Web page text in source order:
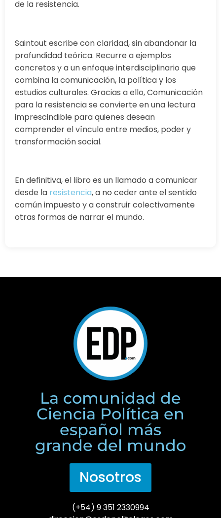
de la resistencia.
Saintout escribe con claridad, sin abandonar la
profundidad teórica. Recurre a ejemplos
concretos y a un enfoque interdisciplinario que
combina la comunicación, la política y los
estudios culturales. Gracias a ello, Comunicación
para la resistencia se convierte en una lectura
imprescindible para quienes desean
comprender el vínculo entre medios, poder y
transformación social.
En definitiva, el libro es un llamado a comunicar
desde la resistencia, a no ceder ante el sentido
común impuesto y a construir colectivamente
otras formas de narrar el mundo.
La comunidad de
Ciencia Política en
español más
grande del mundo
Nosotros
(+54) 9 351 2330994